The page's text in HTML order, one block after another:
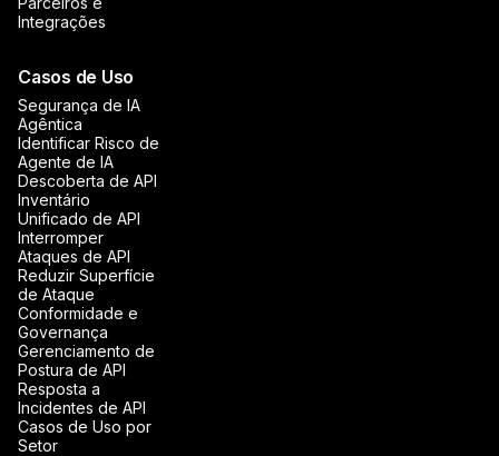
Integrações
Casos de Uso
Segurança de IA
Agêntica
Identificar Risco de
Agente de IA
Descoberta de API
Inventário
Unificado de API
Interromper
Ataques de API
Reduzir Superfície
de Ataque
Conformidade e
Governança
Gerenciamento de
Postura de API
Resposta a
Incidentes de API
Casos de Uso por
Setor